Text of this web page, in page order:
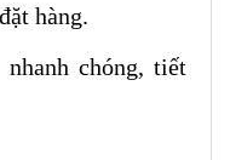
hàng.
chóng, tiết